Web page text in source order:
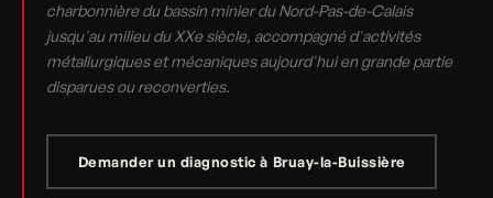
charbonnière du bassin minier du Nord-Pas-de-Calais
jusqu'au milieu du XXe siècle, accompagné d'activités
métallurgiques et mécaniques aujourd'hui en grande partie
disparues ou reconverties.
Demander un diagnostic à Bruay-la-Buissière